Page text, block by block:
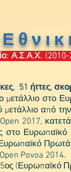
θ ν ι
Α.Σ.Α.Χ. (2010-
51 ήττες,
μετάλλιο στο
μετάλλιο από
2017,
στο
Povoa 2014.
5ος (Ευρωπαϊκό